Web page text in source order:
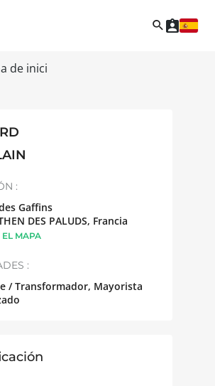
de inici
:
Gaffins
DES PALUDS, Francia
MAPA
:
/ Transformador, Mayorista